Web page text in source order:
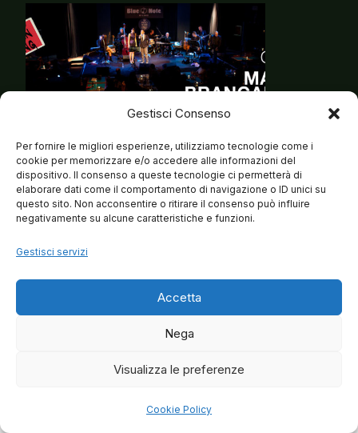
Gestisci Consenso
Per fornire le migliori esperienze, utilizziamo tecnologie come i
cookie per memorizzare e/o accedere alle informazioni del
dispositivo. Il consenso a queste tecnologie ci permetterà di
elaborare dati come il comportamento di navigazione o ID unici su
questo sito. Non acconsentire o ritirare il consenso può influire
negativamente su alcune caratteristiche e funzioni.
Gestisci servizi
Accetta
Nega
Visualizza le preferenze
Cookie Policy